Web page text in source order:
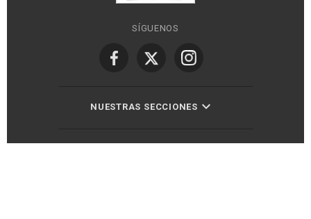
SÍGUENOS
NUESTRAS SECCIONES